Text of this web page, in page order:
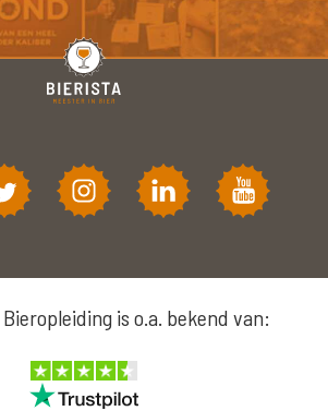
is o.a. bekend van: